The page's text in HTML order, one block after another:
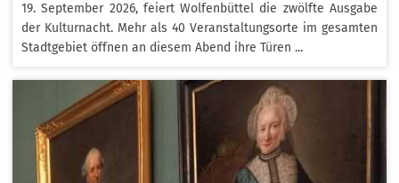
19. September 2026, feiert Wolfenbüttel die zwölfte Ausgabe
der Kulturnacht. Mehr als 40 Veranstaltungsorte im gesamten
Stadtgebiet öffnen an diesem Abend ihre Türen ...